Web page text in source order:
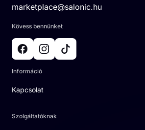
marketplace@salonic.hu
Kövess bennünket
Információ
Kapcsolat
Szolgáltatóknak